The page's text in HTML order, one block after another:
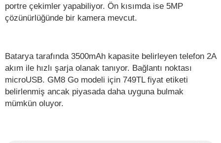
portre çekimler yapabiliyor. Ön kısımda ise 5MP
çözünürlüğünde bir kamera mevcut.
Batarya tarafında 3500mAh kapasite belirleyen telefon 2A
akım ile hızlı şarja olanak tanıyor. Bağlantı noktası
microUSB. GM8 Go modeli için 749TL fiyat etiketi
belirlenmiş ancak piyasada daha uyguna bulmak
mümkün oluyor.